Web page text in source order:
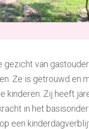
gezicht van
Ze is getrouwd en
kinderen. Zij heeft
in het
een